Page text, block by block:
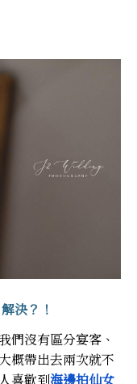
決？！
們沒有區分宴客、
概帶出去兩次就不
喜歡到海邊拍仙女